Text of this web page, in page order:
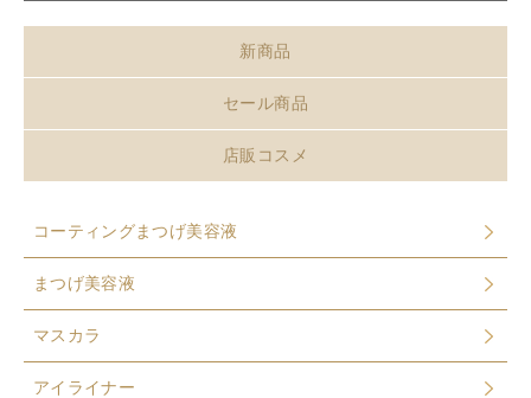
新商品
セール商品
店販コスメ
コーティングまつげ美容液
まつげ美容液
マスカラ
アイライナー